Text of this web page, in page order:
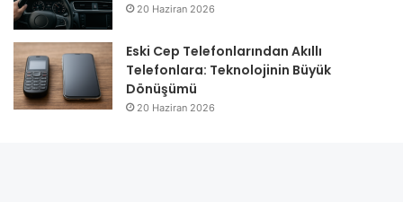
20 Haziran 2026
Eski Cep Telefonlarından Akıllı
Telefonlara: Teknolojinin Büyük
Dönüşümü
20 Haziran 2026